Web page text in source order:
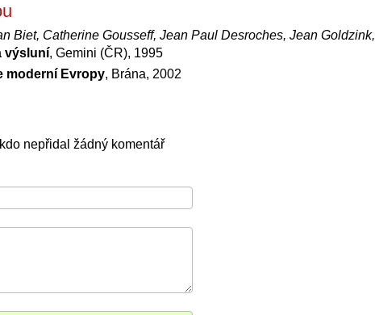
Biet, Catherine Gousseff, Jean Paul Desroches, Jean Goldzink,
výsluní, Gemini (ČR), 1995
moderní Evropy, Brána, 2002
nepřidal žádný komentář